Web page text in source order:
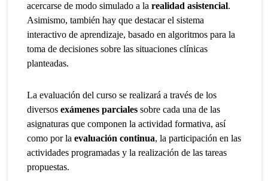
acercarse de modo simulado a larealidad asistencial.
Asimismo, también hay que destacar el sistema
interactivo de aprendizaje, basado en algoritmos para la
toma de decisiones sobre las situaciones clínicas
planteadas.
La evaluación del curso se realizará a través de los
diversosexámenes parciales sobre cada una de las
asignaturas que componen la actividad formativa, así
como por laevaluación continua, la participación en las
actividades programadas y la realización de las tareas
propuestas.